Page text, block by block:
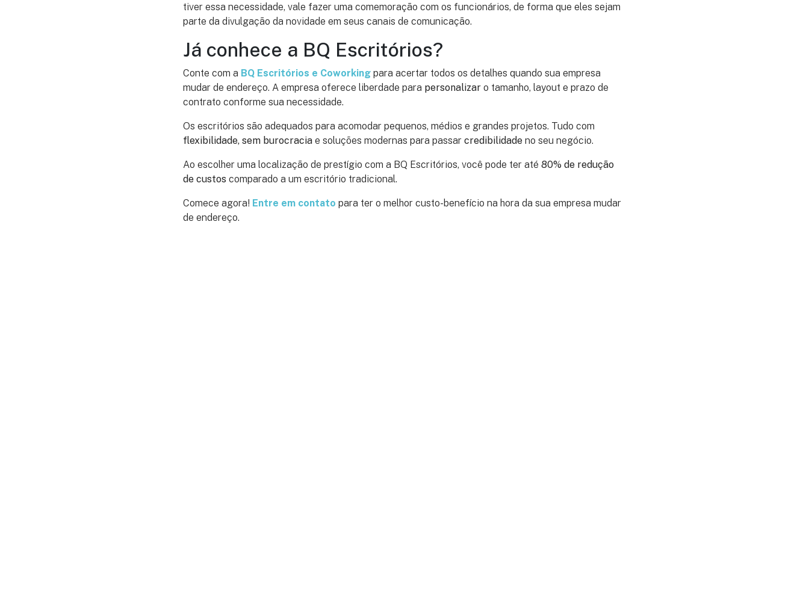
tiver essa necessidade, vale fazer uma comemoração com os funcionários, de forma que eles sejam
parte da divulgação da novidade em seus canais de comunicação.
Já conhece a BQ Escritórios?
Conte com a BQ Escritórios e Coworking para acertar todos os detalhes quando sua empresa
mudar de endereço. A empresa oferece liberdade para personalizar o tamanho, layout e prazo de
contrato conforme sua necessidade.
Os escritórios são adequados para acomodar pequenos, médios e grandes projetos. Tudo com
flexibilidade, sem burocracia e soluções modernas para passar credibilidade no seu negócio.
Ao escolher uma localização de prestígio com a BQ Escritórios, você pode ter até 80% de redução
de custos comparado a um escritório tradicional.
Comece agora! Entre em contato para ter o melhor custo-benefício na hora da sua empresa mudar
de endereço.